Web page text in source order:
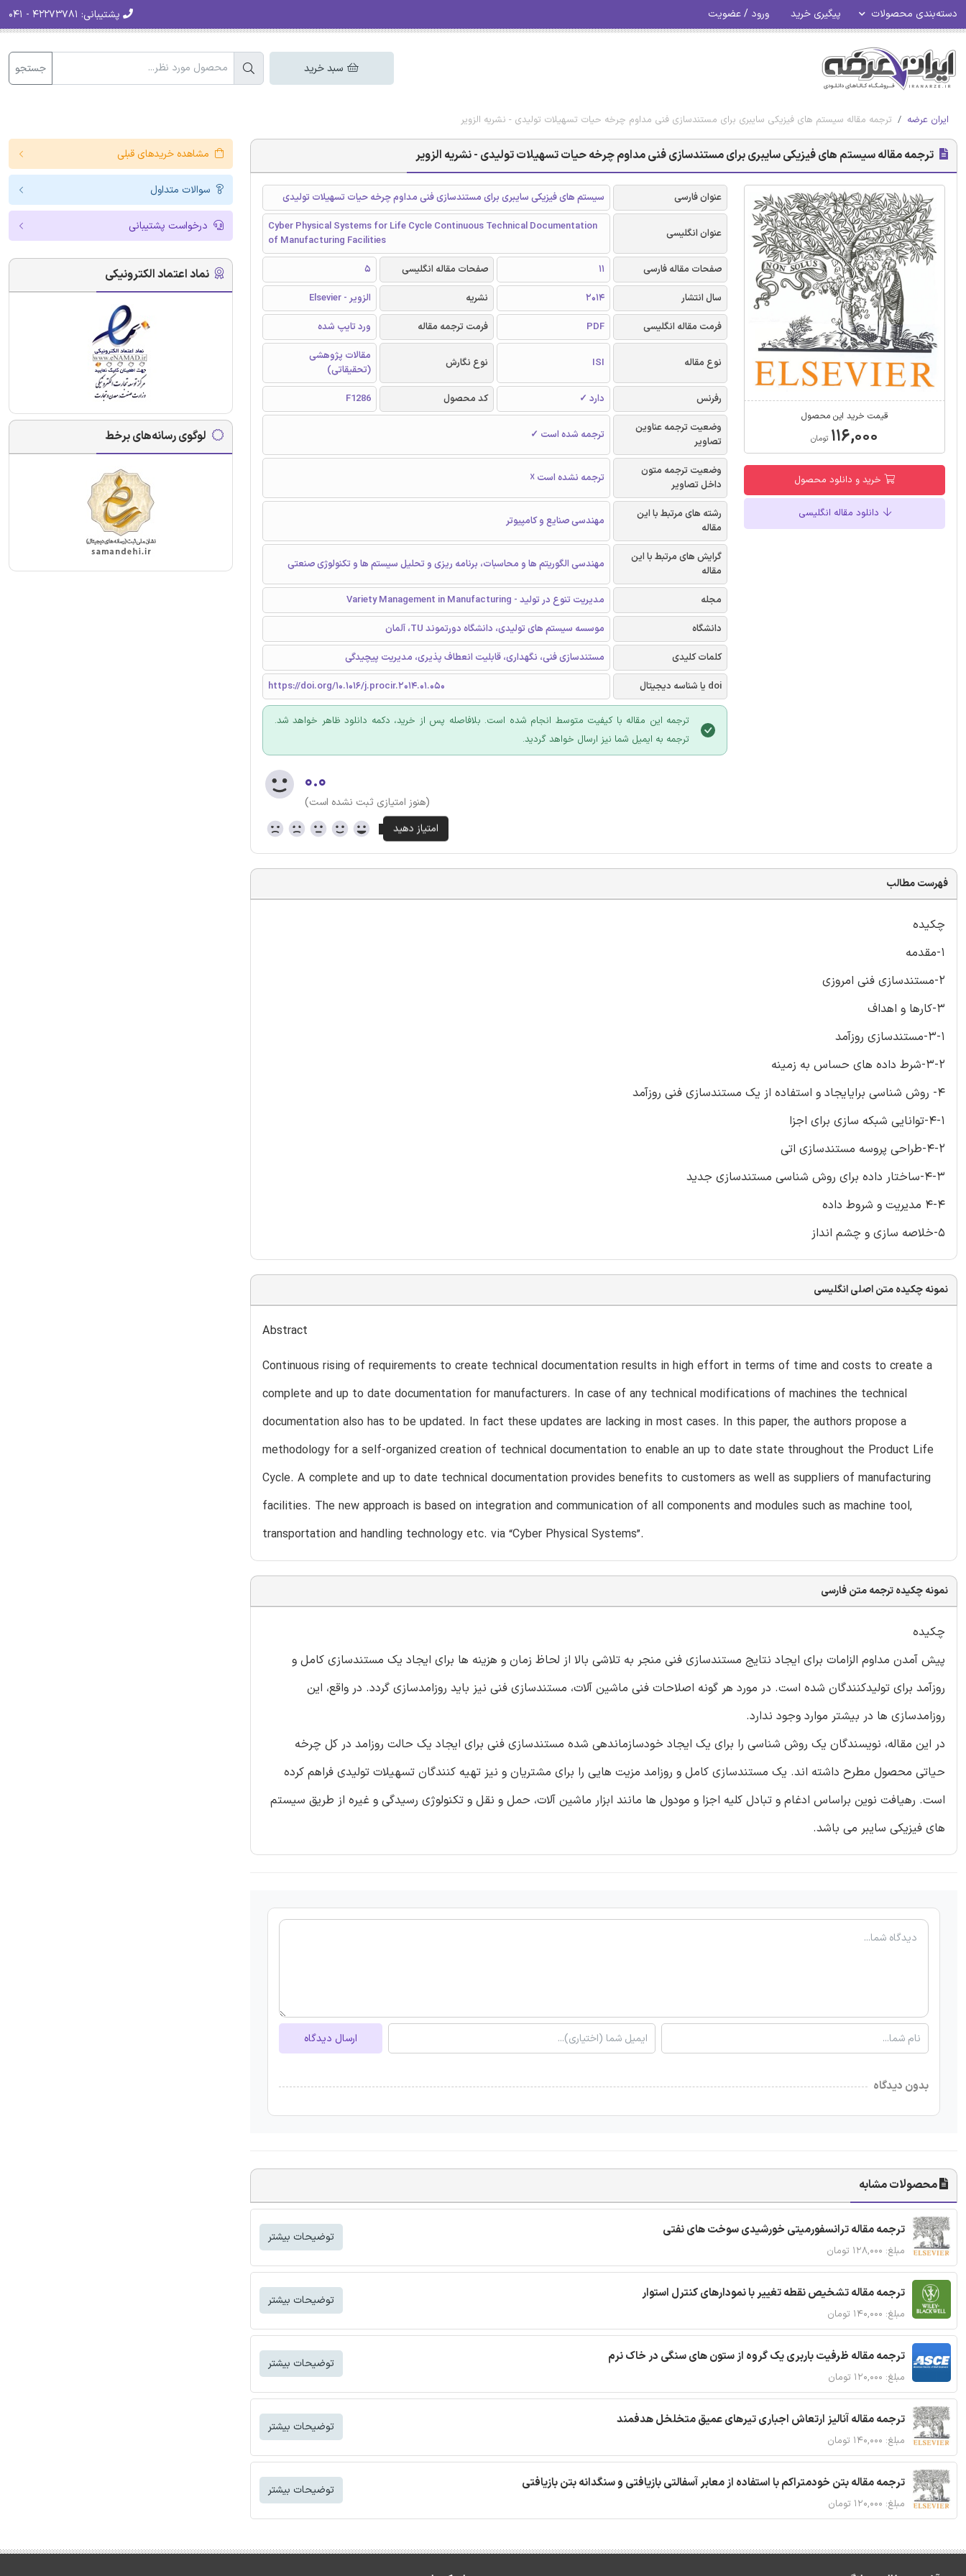
دسته‌بندی محصولات پیگیری خرید ورود / عضویت پشتیبانی:
سبد خرید جستجو
ایران عرضه ترجمه مقاله سیستم های فیزیکی سایبری برای مستندسازی فنی مداوم چرخه حیات تسهیلات تولیدی - نشریه الزویر
ترجمه مقاله سیستم های فیزیکی سایبری برای مستندسازی فنی مداوم چرخه حیات تسهیلات تولیدی - نشریه الزویر
قیمت خرید این محصول
۱۱۶,۰۰۰ تومان
خرید و دانلود محصول
دانلود مقاله انگلیسی
عنوان فارسی سیستم های فیزیکی سایبری برای مستندسازی فنی مداوم چرخه حیات تسهیلات تولیدی
عنوان انگلیسی
Cyber Physical Systems for Life Cycle Continuous Technical Documentation
of Manufacturing Facilities
صفحات مقاله فارسی
11 صفحات مقاله انگلیسی
5
سال انتشار
2014 نشریه
الزویر - Elsevier
فرمت مقاله انگلیسی
PDF فرمت ترجمه مقاله ورد تایپ شده
نوع مقاله ISI نوع نگارش
مقالات پژوهشی
(تحقیقاتی)
رفرنس
دارد ✓ کد محصول
F1286
وضعیت ترجمه عناوین
تصاویر
ترجمه شده است ✓
وضعیت ترجمه متون
داخل تصاویر
ترجمه نشده است ☓
رشته های مرتبط با این
مقاله
مهندسی صنایع و کامپیوتر
گرایش های مرتبط با این
مقاله
مهندسی الگوریتم ها و محاسبات، برنامه ریزی و تحلیل سیستم ها و تکنولوژی صنعتی
مجله
مدیریت تنوع در تولید - Variety Management in Manufacturing
دانشگاه
موسسه سیستم های تولیدی، دانشگاه دورتموند TU، آلمان
کلمات کلیدی
مستندسازی فنی، نگهداری، قابلیت انعطاف پذیری، مدیریت پیچیدگی
doi یا شناسه دیجیتال
https://doi.org/10.1016/j.procir.2014.01.050
ترجمه این مقاله با کیفیت متوسط انجام شده است. بلافاصله پس از خرید، دکمه دانلود ظاهر خواهد شد.
ترجمه به ایمیل شما نیز ارسال خواهد گردید.
۰.۰
(هنوز امتیازی ثبت نشده است)
فهرست مطالب
چکیده
1-مقدمه
2-مستندسازی فنی امروزی
3-کارها و اهداف
3-1-مستندسازی روزآمد
3-2-شرط داده های حساس به زمینه
4- روش شناسی برایایجاد و استفاده از یک مستندسازی فنی روزآمد
4-1-توانایی شبکه سازی برای اجزا
4-2-طراحی پروسه مستندسازی اتی
4-3-ساختار داده برای روش شناسی مستندسازی جدید
4-4 مدیریت و شروط داده
5-خلاصه سازی و چشم انداز
نمونه چکیده متن اصلی انگلیسی
Abstract
Continuous rising of requirements to create technical documentation results in high effort in terms of time and costs to create a
complete and up to date documentation for manufacturers. In case of any technical modifications of machines the technical
documentation also has to be updated. In fact these updates are lacking in most cases. In this paper, the authors propose a
methodology for a self-organized creation of technical documentation to enable an up to date state throughout the Product Life
Cycle. A complete and up to date technical documentation provides benefits to customers as well as suppliers of manufacturing
facilities. The new approach is based on integration and communication of all components and modules such as machine tool,
transportation and handling technology etc. via “Cyber Physical Systems”.
نمونه چکیده ترجمه متن فارسی
چکیده
پیش آمدن مداوم الزامات برای ایجاد نتایج مستندسازی فنی منجر به تلاشی بالا از لحاظ زمان و هزینه ها برای ایجاد یک مستندسازی کامل و
روزآمد برای تولیدکنندگان شده است. در مورد هر گونه اصلاحات فنی ماشین آلات، مستندسازی فنی نیز باید روزامدسازی گردد. در واقع، این
روزامدسازی ها در بیشتر موارد وجود ندارد.
در این مقاله، نویسندگان یک روش شناسی را برای یک ایجاد خودسازماندهی شده مستندسازی فنی برای ایجاد یک حالت روزامد در کل چرخه
حیاتی محصول مطرح داشته اند. یک مستندسازی کامل و روزامد مزیت هایی را برای مشتریان و نیز تهیه کنندگان تسهیلات تولیدی فراهم کرده
است. رهیافت نوین براساس ادغام و تبادل کلیه اجزا و مودول ها مانند ابزار ماشین آلات، حمل و نقل و تکنولوژی رسیدگی و غیره از طریق سیستم
های فیزیکی سایبر می باشد.
ارسال دیدگاه
بدون دیدگاه
محصولات مشابه
ترجمه مقاله ترانسفورمیتی خورشیدی سوخت های نفتی
مبلغ: ۱۲۸,۰۰۰ تومان
توضیحات بیشتر
ترجمه مقاله تشخیص نقطه تغییر با نمودارهای کنترل استوار
مبلغ: ۱۴۰,۰۰۰ تومان
توضیحات بیشتر
ترجمه مقاله ظرفیت باربری یک گروه از ستون های سنگی در خاک نرم
مبلغ: ۱۲۰,۰۰۰ تومان
توضیحات بیشتر
ترجمه مقاله آنالیز ارتعاش اجباری تیرهای عمیق متخلخل هدفمند
مبلغ: ۱۴۰,۰۰۰ تومان
توضیحات بیشتر
ترجمه مقاله بتن خودمتراکم با استفاده از معابر آسفالتی بازیافتی و سنگدانه بتن بازیافتی
مبلغ: ۱۲۰,۰۰۰ تومان
توضیحات بیشتر
مشاهده خریدهای قبلی
سوالات متداول
درخواست پشتیبانی
نماد اعتماد الکترونیکی
لوگوی رسانه‌های برخط